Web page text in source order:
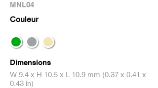
MNL04
Couleur
Dimensions
W 9.4 x H 10.5 x L 10.9 mm (0.37 x 0.41 x
0.43 in)